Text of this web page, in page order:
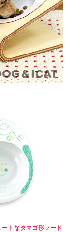
トなタマゴ形フード